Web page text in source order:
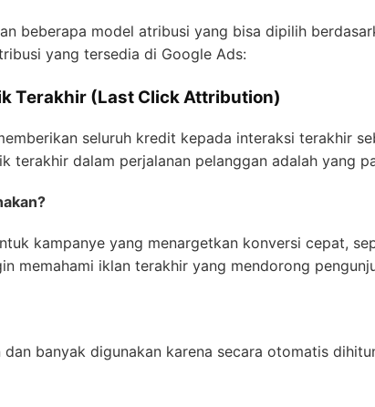
beberapa model atribusi yang bisa dipilih
yang tersedia di Google Ads:
Terakhir (Last Click Attribution)
seluruh kredit kepada interaksi terakhir
terakhir dalam perjalanan pelanggan adalah yang
kampanye yang menargetkan konversi cepat,
memahami iklan terakhir yang mendorong
banyak digunakan karena secara otomatis